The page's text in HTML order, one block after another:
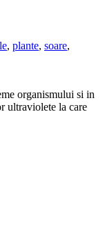
, plante, soare,
organismului si in
ultraviolete la care